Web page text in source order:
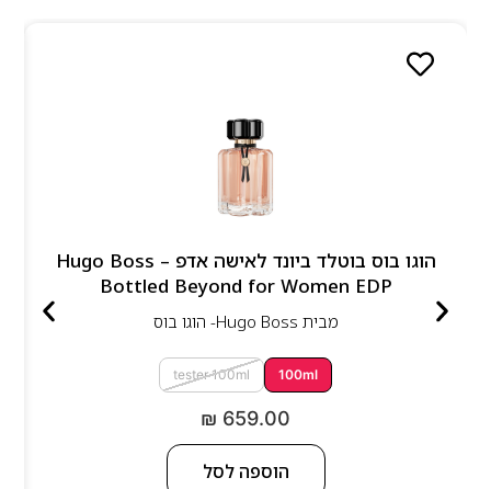
הוגו בוס בוטלד ביונד לאישה אדפ – Hugo Boss
Bottled Beyond for Women EDP
מבית Hugo Boss- הוגו בוס
100ml
tester 100ml
₪ 659.00
הוספה לסל